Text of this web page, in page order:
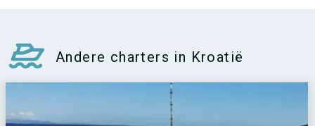
Andere charters in Kroatië